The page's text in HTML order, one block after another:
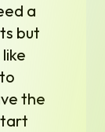
a
but
the